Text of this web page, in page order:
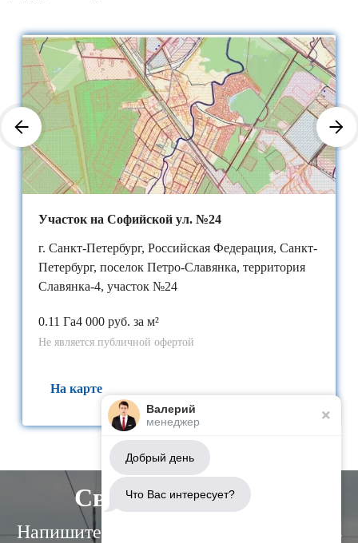
Участок на Софийской ул. №24
г. Санкт-Петербург, Российская Федерация, Санкт-
Петербург, поселок Петро-Славянка, территория
Славянка-4, участок №24
0.11 Га4 000 руб. за м²
Не является публичной офертой
На карте
Свяжитесь с нами
Напишите нам, и мы свяжемся с вами в
Валерий
менеджер
Добрый день
Что Вас интересует?